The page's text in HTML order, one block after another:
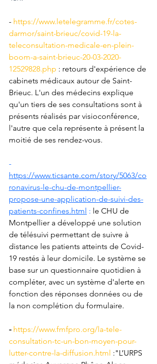
- https://www.letelegramme.fr/cotes-
darmor/saint-brieuc/covid-19-la-
teleconsultation-medicale-en-plein-
boom-a-saint-brieuc-20-03-2020-
12529828.php : retours d'expérience de
cabinets médicaux autour de Saint-
Brieuc. L'un des médecins explique
qu'un tiers de ses consultations sont à
présents réalisés par visioconférence,
l'autre que cela représente à présent la
moitié de ses rendez-vous.
-
https://www.ticsante.com/story/5063/co
ronavirus-le-chu-de-montpellier-
propose-une-application-de-suivi-des-
patients-confines.html : le CHU de
Montpellier a développé une solution
de télésuivi permettant de suivre à
distance les patients atteints de Covid-
19 restés à leur domicile. Le système se
base sur un questionnaire quotidien à
compléter, avec un système d'alerte en
fonction des réponses données ou de
la non complétion du formulaire.
- https://www.fmfpro.org/la-tele-
consultation-tc-un-bon-moyen-pour-
lutter-contre-la-diffusion.html :"L’URPS